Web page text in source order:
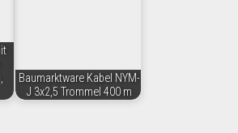
Baumarktware Kabel NYM-
J 3x2,5 Trommel 400 m